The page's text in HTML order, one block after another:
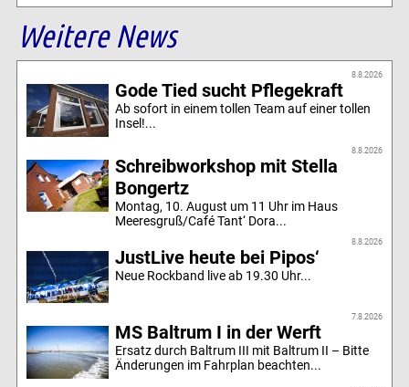
Weitere News
8.8.2026
Gode Tied sucht Pflegekraft
Ab sofort in einem tollen Team auf einer tollen
Insel!...
8.8.2026
Schreibworkshop mit Stella
Bongertz
Montag, 10. August um 11 Uhr im Haus
Meeresgruß/Café Tant‘ Dora...
8.8.2026
JustLive heute bei Pipos‘
Neue Rockband live ab 19.30 Uhr...
7.8.2026
MS Baltrum I in der Werft
Ersatz durch Baltrum III mit Baltrum II – Bitte
Änderungen im Fahrplan beachten...